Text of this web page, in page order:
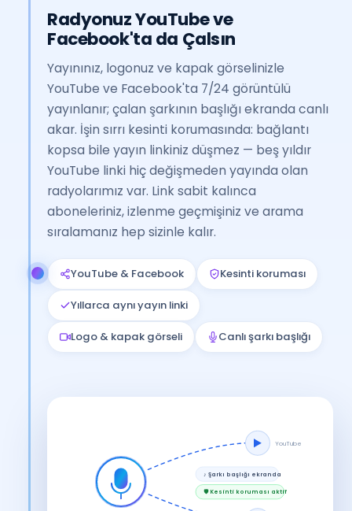
Radyonuz YouTube ve
Facebook'ta da Çalsın
Yayınınız, logonuz ve kapak görselinizle
YouTube ve Facebook'ta 7/24 görüntülü
yayınlanır; çalan şarkının başlığı ekranda canlı
akar. İşin sırrı kesinti korumasında: bağlantı
kopsa bile yayın linkiniz düşmez — beş yıldır
YouTube linki hiç değişmeden yayında olan
radyolarımız var. Link sabit kalınca
aboneleriniz, izlenme geçmişiniz ve arama
sıralamanız hep sizinle kalır.
YouTube & Facebook Kesinti koruması
Yıllarca aynı yayın linki
Logo & kapak görseli Canlı şarkı başlığı
YouTube
♪ Şarkı başlığı ekranda
🛡 Kesinti koruması aktif